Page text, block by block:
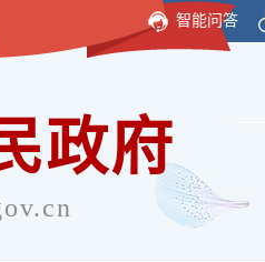
智能问答
政府